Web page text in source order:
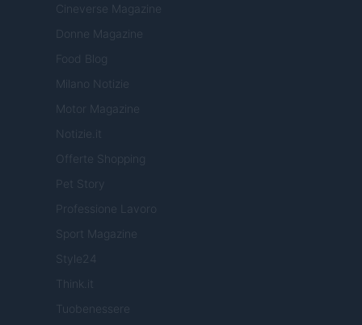
Cineverse Magazine
Donne Magazine
Food Blog
Milano Notizie
Motor Magazine
Notizie.it
Offerte Shopping
Pet Story
Professione Lavoro
Sport Magazine
Style24
Think.it
Tuobenessere